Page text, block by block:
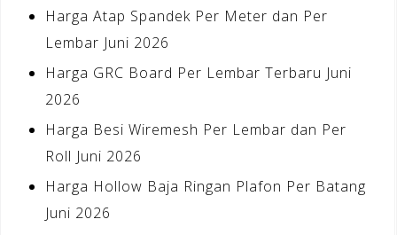
Harga Atap Spandek Per Meter dan Per
Lembar Juni 2026
Harga GRC Board Per Lembar Terbaru Juni
2026
Harga Besi Wiremesh Per Lembar dan Per
Roll Juni 2026
Harga Hollow Baja Ringan Plafon Per Batang
Juni 2026